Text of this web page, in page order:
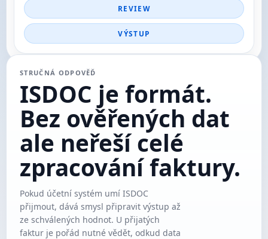
REVIEW
VÝSTUP
STRUČNÁ ODPOVĚĎ
ISDOC je formát.
Bez ověřených dat
ale neřeší celé
zpracování faktury.
Pokud účetní systém umí ISDOC
přijmout, dává smysl připravit výstup až
ze schválených hodnot. U přijatých
faktur je pořád nutné vědět, odkud data